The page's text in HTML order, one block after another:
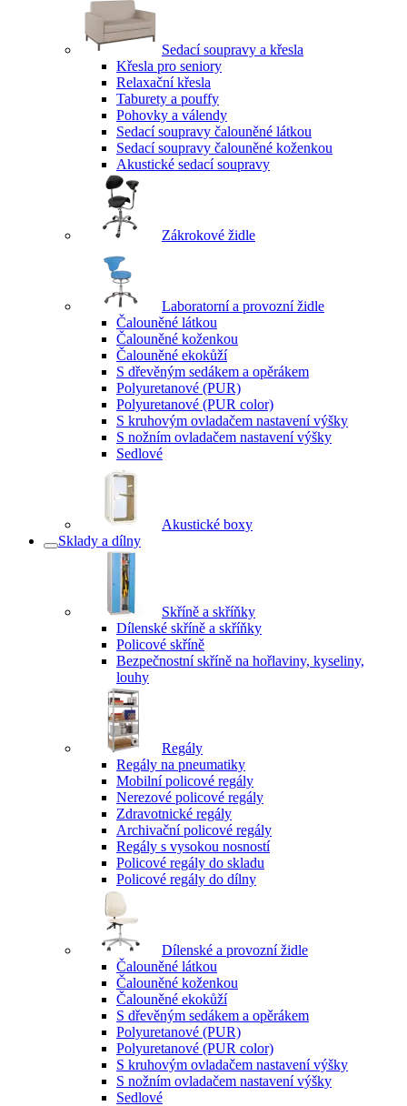
Sedací soupravy a křesla
Křesla pro seniory
Relaxační křesla
Taburety a pouffy
Pohovky a válendy
Sedací soupravy čalouněné látkou
Sedací soupravy čalouněné koženkou
Akustické sedací soupravy
Zákrokové židle
Laboratorní a provozní židle
Čalouněné látkou
Čalouněné koženkou
Čalouněné ekokůží
S dřevěným sedákem a opěrákem
Polyuretanové (PUR)
Polyuretanové (PUR color)
S kruhovým ovladačem nastavení výšky
S nožním ovladačem nastavení výšky
Sedlové
Akustické boxy
Sklady a dílny
Skříně a skříňky
Dílenské skříně a skříňky
Policové skříně
Bezpečnostní skříně na hořlaviny, kyseliny,
louhy
Regály
Regály na pneumatiky
Mobilní policové regály
Nerezové policové regály
Zdravotnické regály
Archivační policové regály
Regály s vysokou nosností
Policové regály do skladu
Policové regály do dílny
Dílenské a provozní židle
Čalouněné látkou
Čalouněné koženkou
Čalouněné ekokůží
S dřevěným sedákem a opěrákem
Polyuretanové (PUR)
Polyuretanové (PUR color)
S kruhovým ovladačem nastavení výšky
S nožním ovladačem nastavení výšky
Sedlové